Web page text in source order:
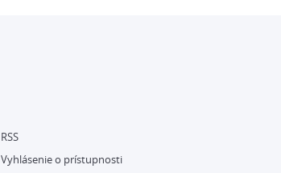
RSS
Vyhlásenie o prístupnosti